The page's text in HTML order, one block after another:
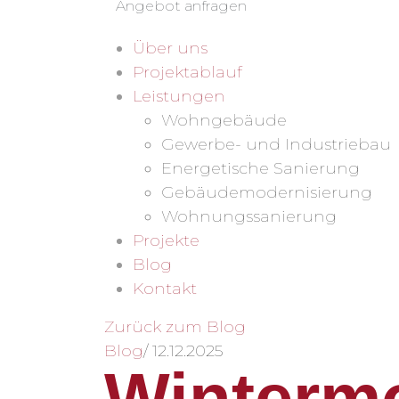
Angebot anfragen
Über uns
Projektablauf
Leistungen
Wohngebäude
Gewerbe- und Industriebau
Energetische Sanierung
Gebäudemodernisierung
Wohnungssanierung
Projekte
Blog
Kontakt
Zurück zum Blog
Blog/12.12.2025